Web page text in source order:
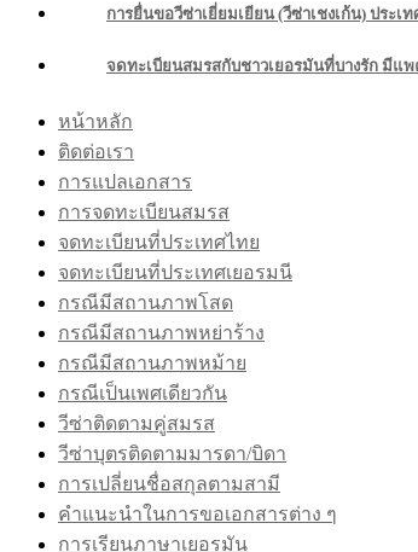
การยื่นขอวีซ่าเยี่ยมเยียน (วีซ่าเชงเก้น) ประเ
จดทะเบียนสมรสกับชาวเยอรมันที่บางรัก มีแพ
หน้าหลัก
ติดต่อเรา
การแปลเอกสาร
การจดทะเบียนสมรส
จดทะเบียนที่ประเทศไทย
จดทะเบียนที่ประเทศเยอรมนี
กรณีมีสถานภาพโสด
กรณีมีสถานภาพหย่าร้าง
กรณีมีสถานภาพหม้าย
กรณีเป็นเพศเดียวกัน
วีซ่าติดตามคู่สมรส
วีซ่าบุตรติดตามมารดา/บิดา
การเปลี่ยนชื่อสกุลตามสามี
คำแนะนำในการขอเอกสารต่าง ๆ
การเรียนภาษาเยอรมัน